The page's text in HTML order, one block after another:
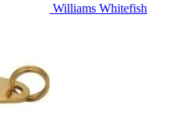
Williams Whitefish